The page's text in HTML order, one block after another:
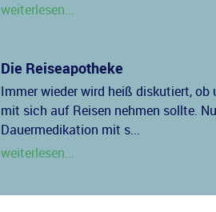
weiterlesen...
Die Reiseapotheke
Immer wieder wird heiß diskutiert,
mit sich auf Reisen nehmen sollte.
Dauermedikation mit s...
weiterlesen...